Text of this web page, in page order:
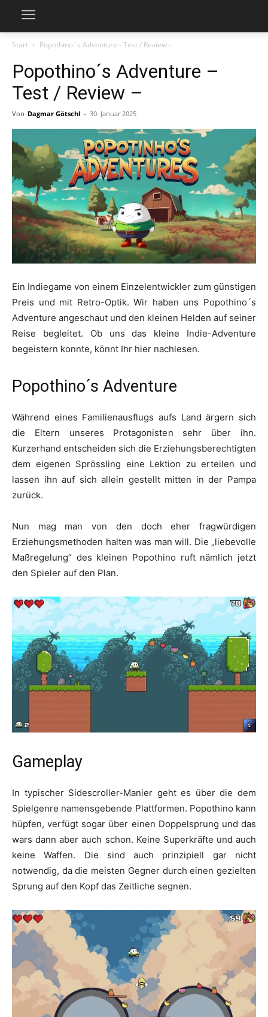
Start Popothino´s Adventure - Test / Review -
Popothino´s Adventure –
Test / Review –
Von Dagmar Götschl - 30. Januar 2025
Ein Indiegame von einem Einzelentwickler zum günstigen
Preis und mit Retro-Optik. Wir haben uns Popothino´s
Adventure angeschaut und den kleinen Helden auf seiner
Reise begleitet. Ob uns das kleine Indie-Adventure
begeistern konnte, könnt Ihr hier nachlesen.
Popothino´s Adventure
Während eines Familienausflugs aufs Land ärgern sich
die Eltern unseres Protagonisten sehr über ihn.
Kurzerhand entscheiden sich die Erziehungsberechtigten
dem eigenen Sprössling eine Lektion zu erteilen und
lassen ihn auf sich allein gestellt mitten in der Pampa
zurück.
Nun mag man von den doch eher fragwürdigen
Erziehungsmethoden halten was man will. Die „liebevolle
Maßregelung“ des kleinen Popothino ruft nämlich jetzt
den Spieler auf den Plan.
Gameplay
In typischer Sidescroller-Manier geht es über die dem
Spielgenre namensgebende Plattformen. Popothino kann
hüpfen, verfügt sogar über einen Doppelsprung und das
wars dann aber auch schon. Keine Superkräfte und auch
keine Waffen. Die sind auch prinzipiell gar nicht
notwendig, da die meisten Gegner durch einen gezielten
Sprung auf den Kopf das Zeitliche segnen.